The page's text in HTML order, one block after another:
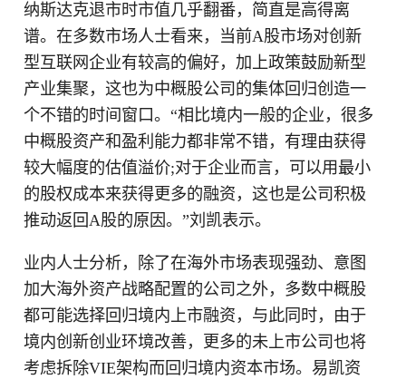
纳斯达克退市时市值几乎翻番，简直是高得离
谱。在多数市场人士看来，当前A股市场对创新
型互联网企业有较高的偏好，加上政策鼓励新型
产业集聚，这也为中概股公司的集体回归创造一
个不错的时间窗口。“相比境内一般的企业，很多
中概股资产和盈利能力都非常不错，有理由获得
较大幅度的估值溢价;对于企业而言，可以用最小
的股权成本来获得更多的融资，这也是公司积极
推动返回A股的原因。”刘凯表示。
业内人士分析，除了在海外市场表现强劲、意图
加大海外资产战略配置的公司之外，多数中概股
都可能选择回归境内上市融资，与此同时，由于
境内创新创业环境改善，更多的未上市公司也将
考虑拆除VIE架构而回归境内资本市场。易凯资